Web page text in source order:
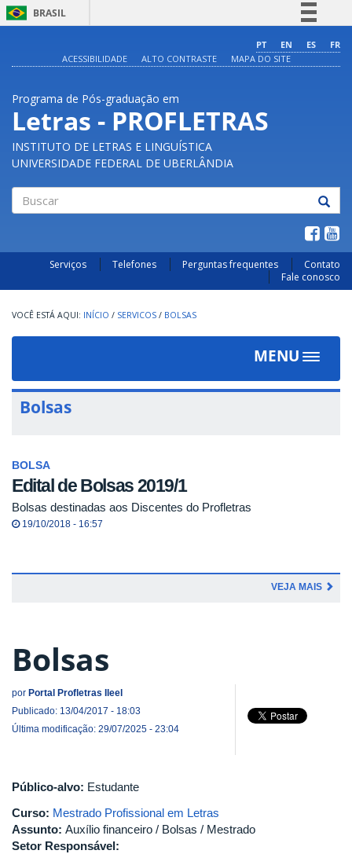
BRASIL
Comunica BR
Legislação
PT EN ES
FR
ACESSIBILIDADE
ALTO CONTRASTE MAPA DO SITE
Programa de Pós-graduação em
Letras - PROFLETRAS
INSTITUTO DE LETRAS E LINGUÍSTICA
UNIVERSIDADE FEDERAL DE UBERLÂNDIA
Serviços Telefones Perguntas frequentes
Contato
Fale conosco
INÍCIO / SERVICOS / BOLSAS
MENU
Toggle
Bolsas
BOLSA
Edital de Bolsas 2019/1
Bolsas destinadas aos Discentes do Profletras
19/10/2018 - 16:57
VEJA MAIS
Bolsas
por Portal Profletras Ileel
Publicado: 13/04/2017 - 18:03
Última modificação: 29/07/2025 - 23:04
Público-alvo: Estudante
Curso: Mestrado Profissional em Letras
Assunto: Auxílio financeiro / Bolsas / Mestrado
Setor Responsável: